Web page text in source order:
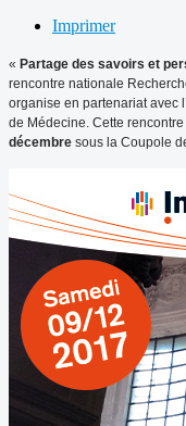
Imprimer
« Partage des savoirs et
rencontre nationale
organise en partenariat avec
de Médecine. Cette
décembre sous la Coupole